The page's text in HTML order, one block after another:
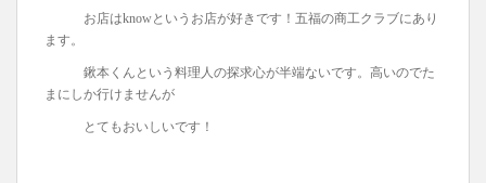
お店はknowというお店が好きです！五福の商工クラブにあり
ます。
鍬本くんという料理人の探求心が半端ないです。高いのでた
まにしか行けませんが
とてもおいしいです！